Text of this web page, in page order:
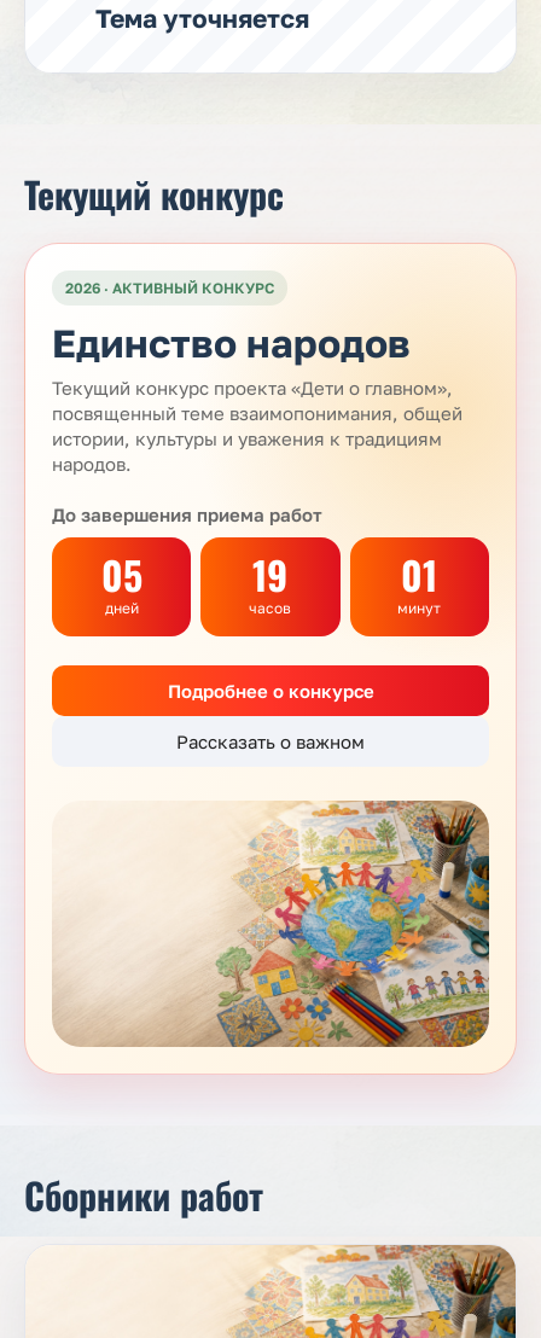
Тема уточняется
Текущий конкурс
2026 · АКТИВНЫЙ КОНКУРС
Единство народов
Текущий конкурс проекта «Дети о главном»,
посвященный теме взаимопонимания, общей
истории, культуры и уважения к традициям
народов.
До завершения приема работ
05
дней
19
часов
01
минут
Подробнее о конкурсе
Рассказать о важном
Сборники работ